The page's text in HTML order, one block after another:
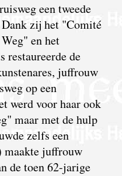
een tweede
zij het "Comité
en het
restaureerde de
juffrouw
op een
werd voor haar ook
maar met de hulp
zelfs een
maakte juffrouw
de toen 62-jarige